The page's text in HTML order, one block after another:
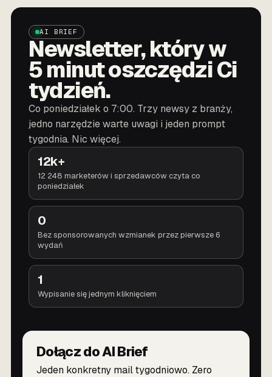
AI BRIEF
Newsletter, który w
5 minut oszczędzi Ci
tydzień.
Co poniedziałek o 7:00. Trzy newsy z branży,
jedno narzędzie warte uwagi i jeden prompt
tygodnia. Nic więcej.
12k+
12 248 marketerów i sprzedawców czyta co
poniedziałek
0
Bez sponsorowanych wzmianek przez pierwsze 6
wydań
1
Wypisanie się jednym kliknięciem
Dołącz do AI Brief
Jeden konkretny mail tygodniowo. Zero